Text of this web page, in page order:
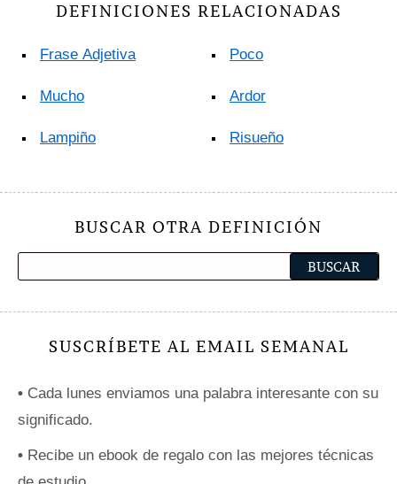
DEFINICIONES RELACIONADAS
Frase Adjetiva
Mucho
Lampiño
Poco
Ardor
Risueño
BUSCAR OTRA DEFINICIÓN
SUSCRÍBETE AL EMAIL SEMANAL
• Cada lunes enviamos una palabra interesante con su
significado.
• Recibe un ebook de regalo con las mejores técnicas